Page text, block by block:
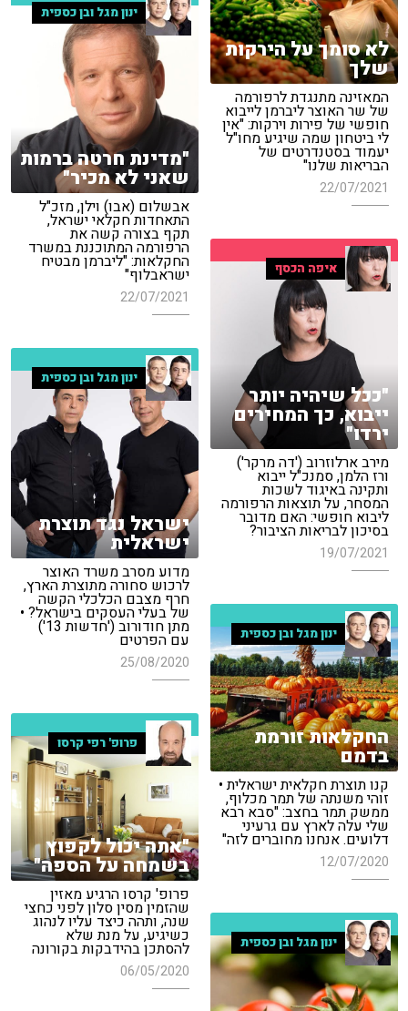
לא סומך על הירקות
שלך
המאזינה מתנגדת לרפורמה
של שר האוצר ליברמן לייבוא
חופשי של פירות וירקות: "אין
לי ביטחון שמה שיגיע מחו"ל
יעמוד בסטנדרטים של
הבריאות שלנו"
22/07/2021
ינון מגל ובן כספית
"מדינת חרטה ברמות
שאני לא מכיר"
אבשלום (אבו) וילן, מזכ"ל
התאחדות חקלאי ישראל,
תקף בצורה קשה את
הרפורמה המתוכננת במשרד
החקלאות: "ליברמן מבטיח
ישראבלוף"
22/07/2021
איפה הכסף
"ככל שיהיה יותר
ייבוא, כך המחירים
ירדו"
מירב ארלוזרוב ('דה מרקר')
ורז הלמן, סמנכ"ל ייבוא
ותקינה באיגוד לשכות
המסחר, על תוצאות הרפורמה
ליבוא חופשי: האם מדובר
בסיכון לבריאות הציבור?
19/07/2021
ינון מגל ובן כספית
ישראל נגד תוצרת
ישראלית
מדוע מסרב משרד האוצר
לרכוש סחורה מתוצרת הארץ,
חרף מצבם הכלכלי הקשה
של בעלי העסקים בישראל? •
מתן חודורוב ('חדשות 13')
עם הפרטים
25/08/2020
ינון מגל ובן כספית
החקלאות זורמת
בדמם
קנו תוצרת חקלאית ישראלית •
זוהי משנתה של תמר מכלוף,
ממשק תמר בחצב: "סבא רבא
שלי עלה לארץ עם גרעיני
דלועים. אנחנו מחוברים לזה"
12/07/2020
פרופ' רפי קרסו
"אתה יכול לקפוץ
בשמחה על הספה"
פרופ' קרסו הרגיע מאזין
שהזמין מסין סלון לפני כחצי
שנה, ותהה כיצד עליו לנהוג
כשיגיע, על מנת שלא
להסתכן בהידבקות בקורונה
06/05/2020
ינון מגל ובן כספית